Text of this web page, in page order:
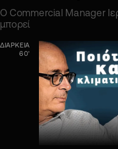
Ο Commercial Manager
μπορεί
ΔΙΑΡΚΕΙΑ
60'